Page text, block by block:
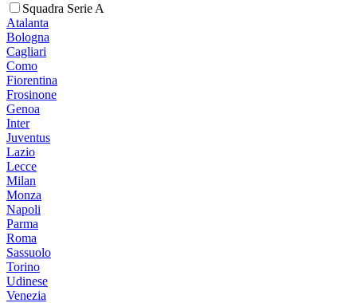
Squadra Serie A
Atalanta
Bologna
Cagliari
Como
Fiorentina
Frosinone
Genoa
Inter
Juventus
Lazio
Lecce
Milan
Monza
Napoli
Parma
Roma
Sassuolo
Torino
Udinese
Venezia